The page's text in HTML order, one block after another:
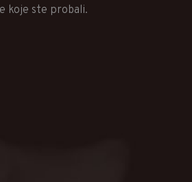
koje ste probali.